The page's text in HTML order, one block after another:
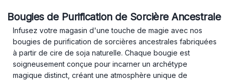
Bougies de Purification de Sorcière Ancestrale
Infusez votre magasin d'une touche de magie avec nos
bougies de purification de sorcières ancestrales fabriquées
à partir de cire de soja naturelle. Chaque bougie est
soigneusement conçue pour incarner un archétype
magique distinct, créant une atmosphère unique de